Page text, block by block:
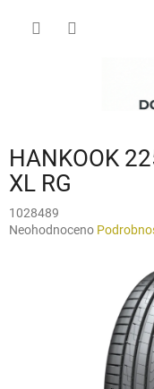
HANKOOK
XL RG
1028489
Průměrné
Neohodnoceno